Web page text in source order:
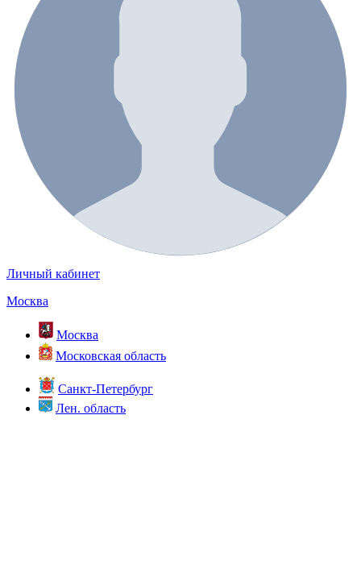
Личный кабинет
Москва
Москва
Московская область
Санкт-Петербург
Лен. область